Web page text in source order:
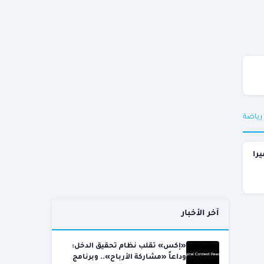
رياضة
آخر الأخبار
«إكس» تقلب نظام تحقيق الدخل:
وداعاً «مشاركة الأرباح».. وبرنامج